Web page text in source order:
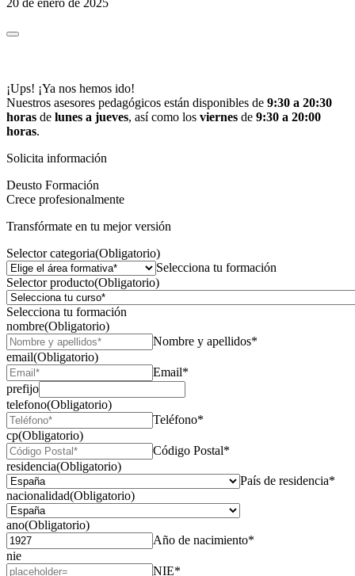
20 de enero de 2025
¡Ups! ¡Ya nos hemos ido!
Nuestros asesores pedagógicos están disponibles de 9:30 a 20:30
horas de lunes a jueves, así como los viernes de 9:30 a 20:00
horas.
Solicita información
Deusto Formación
Crece profesionalmente
Transfórmate en tu mejor versión
Selector categoria(Obligatorio)
Selecciona tu formación
Selector producto(Obligatorio)
Selecciona tu formación
nombre(Obligatorio)
Nombre y apellidos*
email(Obligatorio)
Email*
prefijo
telefono(Obligatorio)
Teléfono*
cp(Obligatorio)
Código Postal*
residencia(Obligatorio)
País de residencia*
nacionalidad(Obligatorio)
ano(Obligatorio)
Año de nacimiento*
nie
NIE*